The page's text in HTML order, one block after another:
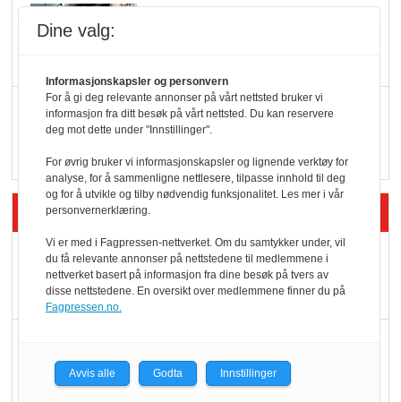
KBS-bransjen i
Vokser med ferdigmat
i dagligvare
Siste artikler - Butikk i praksis
Rema-flaggskip
dundrer videre
ølsalget
Dine valg:
Informasjonskapsler og personvern
For å gi deg relevante annonser på vårt nettsted bruker vi
informasjon fra ditt besøk på vårt nettsted. Du kan reservere
deg mot dette under "Innstillinger".
For øvrig bruker vi informasjonskapsler og lignende verktøy for
analyse, for å sammenligne nettlesere, tilpasse innhold til deg
og for å utvikle og tilby nødvendig funksjonalitet. Les mer i vår
personvernerklæring.
Vi er med i Fagpressen-nettverket. Om du samtykker under, vil
du få relevante annonser på nettstedene til medlemmene i
nettverket basert på informasjon fra dine besøk på tvers av
disse nettstedene. En oversikt over medlemmene finner du på
Fagpressen.no.
Avvis alle Godta Innstillinger